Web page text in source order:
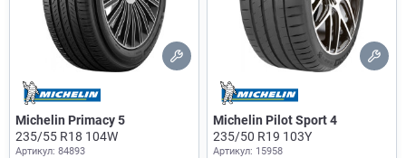
Michelin Primacy 5
235/55 R18 104W
Артикул: 84893
Michelin Pilot Sport 4
235/50 R19 103Y
Артикул: 15958